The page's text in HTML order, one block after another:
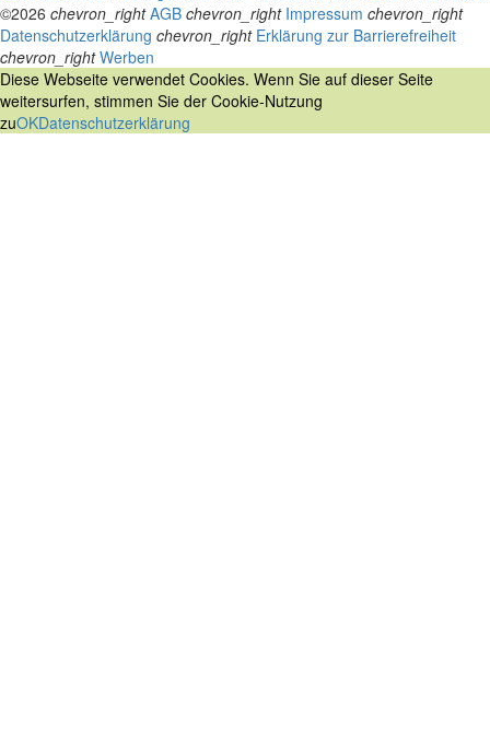
©2026 chevron_right AGB chevron_right Impressum chevron_right
Datenschutzerklärung chevron_right Erklärung zur Barrierefreiheit
chevron_right Werben
Diese Webseite verwendet Cookies. Wenn Sie auf dieser Seite
weitersurfen, stimmen Sie der Cookie-Nutzung
zuOKDatenschutzerklärung